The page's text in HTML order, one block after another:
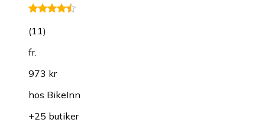
(11)
fr.
973 kr
hos BikeInn
+25 butiker